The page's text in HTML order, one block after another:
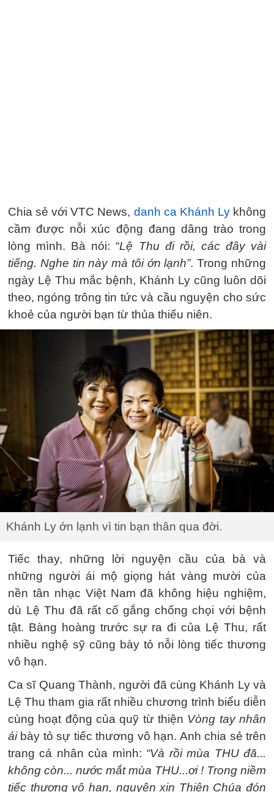
Chia sẻ với VTC News, danh ca Khánh Lykhông
cầm được nỗi xúc động đang dâng trào trong
lòng mình. Bà nói: “Lệ Thu đi rồi, các đây vài
tiếng. Nghe tin này mà tôi ớn lạnh”. Trong những
ngày Lệ Thu mắc bệnh, Khánh Ly cũng luôn dõi
theo, ngóng trông tin tức và cầu nguyện cho sức
khoẻ của người bạn từ thủa thiếu niên.
Khánh Ly ớn lạnh vì tin bạn thân qua đời.
Tiếc thay, những lời nguyện cầu của bà và
những người ái mộ giọng hát vàng mười của
nền tân nhạc Việt Nam đã không hiệu nghiệm,
dù Lệ Thu đã rất cố gắng chống chọi với bệnh
tật. Bàng hoàng trước sự ra đi của Lệ Thu, rất
nhiều nghệ sỹ cũng bày tỏ nỗi lòng tiếc thương
vô hạn.
Ca sĩ Quang Thành, người đã cùng Khánh Ly và
Lệ Thu tham gia rất nhiều chương trình biểu diễn
cùng hoạt động của quỹ từ thiện Vòng tay nhân
áibày tỏ sự tiếc thương vô hạn. Anh chia sẻ trên
trang cá nhân của mình: “Và rồi mùa THU đã...
không còn... nước mắt mùa THU...ơi ! Trong niềm
tiếc thương vô hạn, nguyện xin Thiên Chúa đón